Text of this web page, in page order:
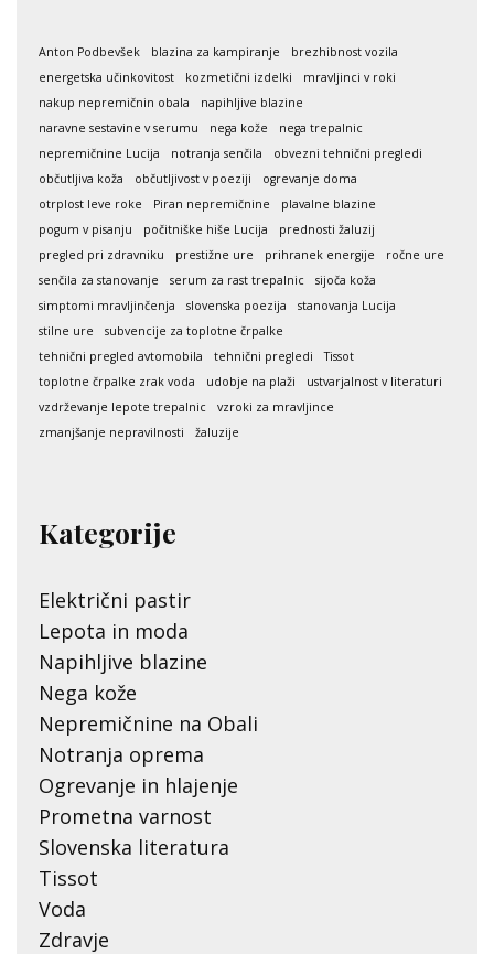
Anton Podbevšek blazina za kampiranje
brezhibnost vozila
energetska učinkovitost
kozmetični izdelki
mravljinci v roki
nakup nepremičnin obala
napihljive blazine
naravne sestavine v serumu
nega kože
nega trepalnic
nepremičnine Lucija
notranja senčila
obvezni tehnični pregledi
občutljiva koža
občutljivost v poeziji
ogrevanje doma
otrplost leve roke
Piran nepremičnine
plavalne blazine
pogum v pisanju
počitniške hiše Lucija
prednosti žaluzij
pregled pri zdravniku
prestižne ure prihranek energije
ročne ure
senčila za stanovanje
serum za rast trepalnic
sijoča koža
simptomi mravljinčenja
slovenska poezija
stanovanja Lucija
stilne ure
subvencije za toplotne črpalke
tehnični pregled avtomobila
tehnični pregledi
Tissot
toplotne črpalke zrak voda
udobje na plaži
ustvarjalnost v literaturi
vzdrževanje lepote trepalnic
vzroki za mravljince
zmanjšanje nepravilnosti
žaluzije
Kategorije
Električni pastir
Lepota in moda
Napihljive blazine
Nega kože
Nepremičnine na Obali
Notranja oprema
Ogrevanje in hlajenje
Prometna varnost
Slovenska literatura
Tissot
Voda
Zdravje